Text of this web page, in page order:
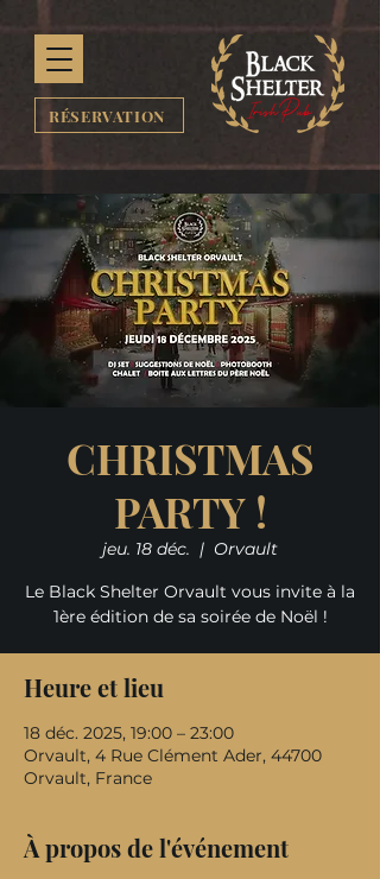
RÉSERVATION
CHRISTMAS
PARTY !
jeu. 18 déc.
  |
Orvault
Le Black Shelter Orvault vous invite à la
1ère édition de sa soirée de Noël !
Heure et lieu
18 déc. 2025, 19:00 – 23:00
Orvault, 4 Rue Clément Ader, 44700
Orvault, France
À propos de l'événement